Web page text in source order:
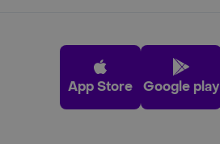
App Store Google play